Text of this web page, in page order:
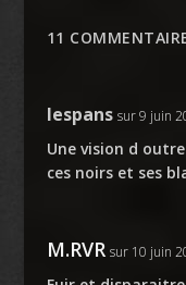
11
lespans sur 9 juin
Une vision d
ces noirs et ses
M.RVR sur 10 juin